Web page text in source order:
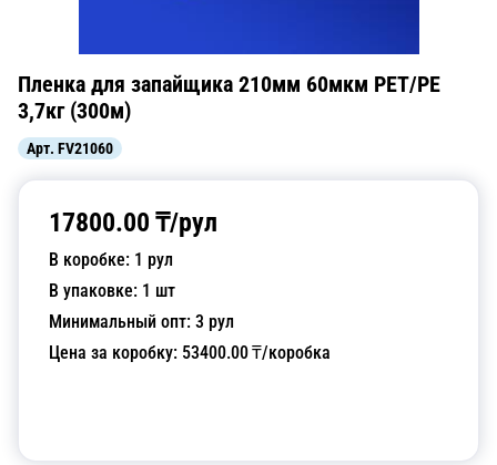
Пленка для запайщика 210мм 60мкм РЕТ/РЕ
3,7кг (300м)
Арт. FV21060
17800.00 ₸/рул
В коробке: 1 рул
В упаковке: 1 шт
Минимальный опт: 3 рул
Цена за коробку: 53400.00₸/коробка